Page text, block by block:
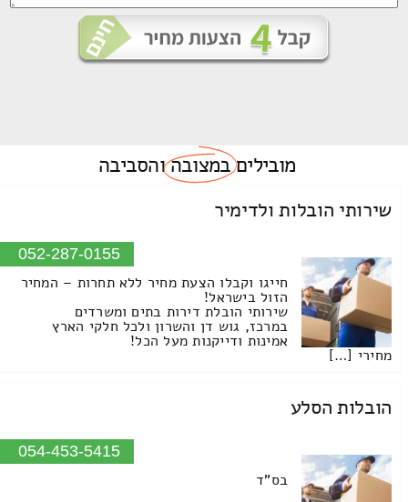
מוביליםבמצובהוהסביבה
שירותי הובלות ולדימיר
052-287-0155
חייגו וקבלו הצעת מחיר ללא תחרות – המחיר
הזול בישראל!
שירותי הובלת דירות בתים ומשרדים
במרכז, גוש דן והשרון ולכל חלקי הארץ
אמינות ודייקנות מעל הכל!
מחירי […]
הובלות הסלע
054-453-5415
בס"ד